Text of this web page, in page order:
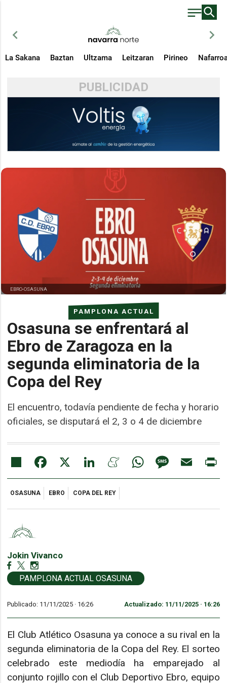
chevron_left chevron_right
La Sakana Baztan Ultzama Leitzaran Pirineo
PUBLICIDAD
PAMPLONA ACTUAL
Osasuna se enfrentará al
Ebro de Zaragoza en la
segunda eliminatoria de la
Copa del Rey
El encuentro, todavía pendiente de fecha y horario
oficiales, se disputará el 2, 3 o 4 de diciembre
EBRO-OSASUNA
Share Facebook LinkedIn MeneameWhatsAppMessageEmail
OSASUNA EBRO COPA DEL REY
Jokin Vivanco
PAMPLONA ACTUAL OSASUNA
Publicado: 11/11/2025 · 16:26 Actualizado: 11/11/2025 · 16:26
El Club Atlético Osasuna ya conoce a su rival en la
segunda eliminatoria de la Copa del Rey. El sorteo
celebrado este mediodía ha emparejado al
conjunto rojillo con el Club Deportivo Ebro, equipo